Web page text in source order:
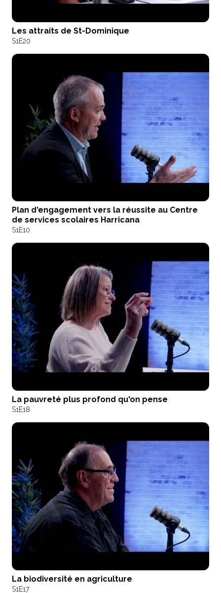
Les attraits de St-Dominique
S1E20
Plan d'engagement vers la réussite au Centre
de services scolaires Harricana
S1E10
La pauvreté plus profond qu'on pense
S1E18
La biodiversité en agriculture
S1E17